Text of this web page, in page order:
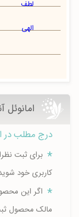
امانوئل
درج مطلب در
برای ثبت
کاربری خود
اگر این
مالک محصول